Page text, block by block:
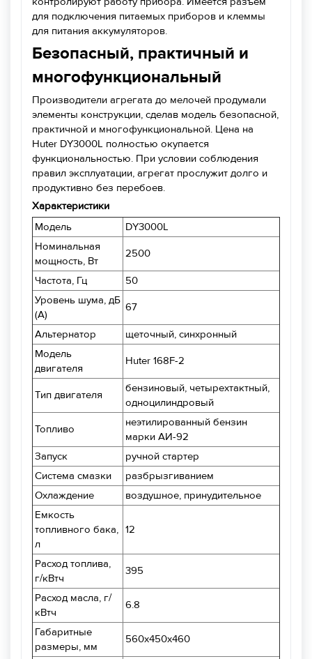
для подключения питаемых приборов и клеммы
для питания аккумуляторов.
Безопасный, практичный и
многофункциональный
Производители агрегата до мелочей продумали
элементы конструкции, сделав модель безопасной,
практичной и многофункциональной. Цена на
Huter DY3000L полностью окупается
функциональностью. При условии соблюдения
правил эксплуатации, агрегат прослужит долго и
продуктивно без перебоев.
Характеристики
Модель
DY3000L
Номинальная
мощность, Вт
2500
Частота, Гц
50
Уровень шума, дБ
(А)
67
Альтернатор
щеточный, синхронный
Модель
двигателя
Huter 168F-2
Тип двигателя
бензиновый, четырехтактный,
одноцилиндровый
Топливо
неэтилированный бензин
марки АИ-92
Запуск
ручной стартер
Система смазки
разбрызгиванием
Охлаждение
воздушное, принудительное
Емкость
топливного бака,
л
12
Расход топлива,
г/кВтч
395
Расход масла, г/
кВтч
6.8
Габаритные
размеры, мм
560х450х460